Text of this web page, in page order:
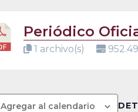
Periódico
1 archivo(s)
Agregar al calendario